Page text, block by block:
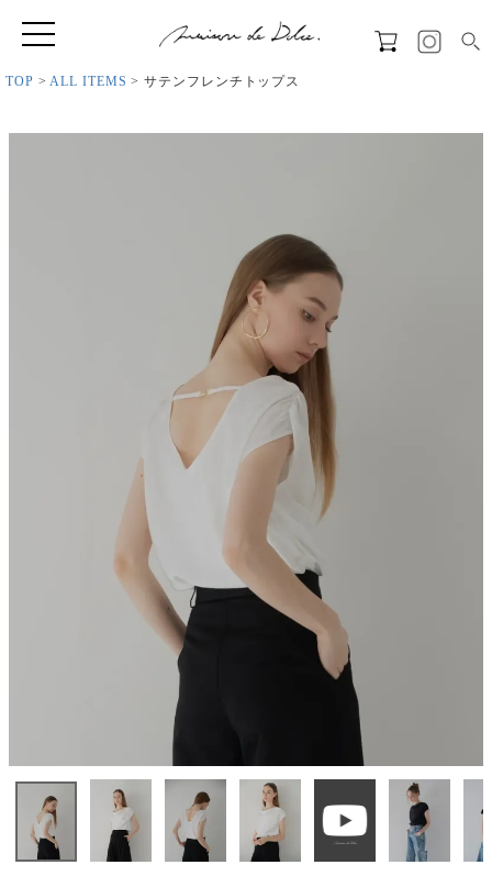
TOP ALL ITEMS サテンフレンチトップス